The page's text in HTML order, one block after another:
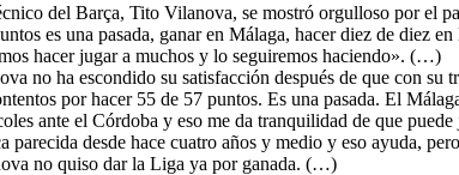
del Barça, Tito Vilanova, se mostró orgulloso por el
es una pasada, ganar en Málaga, hacer diez de diez
hacer jugar a muchos y lo seguiremos haciendo». (…)
no ha escondido su satisfacción después de que con
por hacer 55 de 57 puntos. Es una pasada. El
ante el Córdoba y eso me da tranquilidad de que
desde hace cuatro años y medio y eso ayuda,
no quiso dar la Liga ya por ganada. (…)